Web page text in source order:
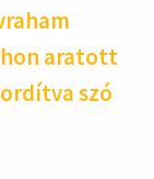
aratott
szó